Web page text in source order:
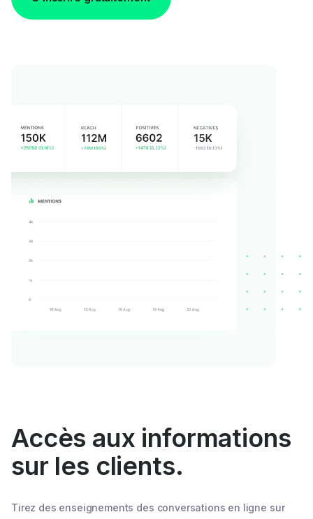
Accès aux informations
sur les clients.
Tirez des enseignements des conversations en ligne sur